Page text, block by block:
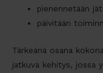
pienennetään
päivitään
Tärkeänä osana
jatkuva kehitys, jossa